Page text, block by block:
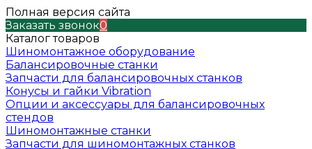
Полная версия сайта
Заказать звонок0
Каталог товаров
Шиномонтажное оборудование
Балансировочные станки
Запчасти для балансировочных станков
Конусы и гайки Vibration
Опции и аксессуары для балансировочных
стендов
Шиномонтажные станки
Запчасти для шиномонтажных станков